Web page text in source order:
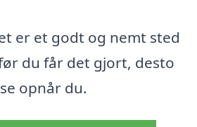
er et godt og nemt sted
du får det gjort, desto
opnår du.